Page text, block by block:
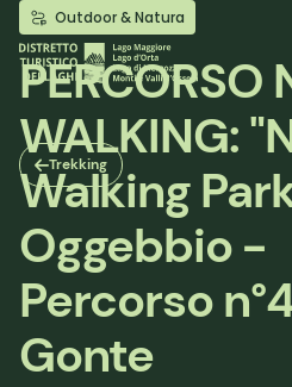
Salta
contenuto
principale
Trekking
Outdoor & Natura
PERCORSO
WALKING:
Walking
Oggebbio -
Percorso
Gonte